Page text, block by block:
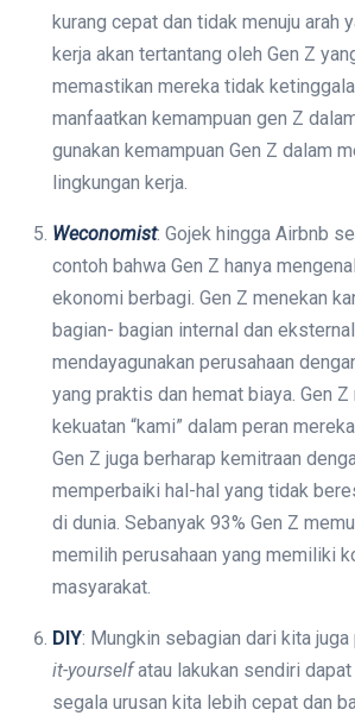
kurang cepat dan tidak menuju arah
kerja akan tertantang oleh Gen Z
memastikan mereka tidak
manfaatkan kemampuan gen Z
gunakan kemampuan Gen Z dalam
lingkungan kerja.
Weconomist: Gojek hingga Airbnb
contoh bahwa Gen Z hanya
ekonomi berbagi. Gen Z menekan
bagian- bagian internal dan
mendayagunakan perusahaan
yang praktis dan hemat biaya. Gen Z
kekuatan “kami” dalam peran
Gen Z juga berharap kemitraan
memperbaiki hal-hal yang tidak
di dunia. Sebanyak 93% Gen Z
memilih perusahaan yang memiliki
masyarakat.
DIY: Mungkin sebagian dari kita juga
it-yourselfatau lakukan sendiri
segala urusan kita lebih cepat dan